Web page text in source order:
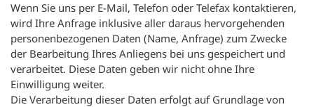
Wenn Sie uns per E-Mail, Telefon oder Telefax kontaktieren,
wird Ihre Anfrage inklusive aller daraus hervorgehenden
personenbezogenen Daten (Name, Anfrage) zum Zwecke
der Bearbeitung Ihres Anliegens bei uns gespeichert und
verarbeitet. Diese Daten geben wir nicht ohne Ihre
Einwilligung weiter.
Die Verarbeitung dieser Daten erfolgt auf Grundlage von